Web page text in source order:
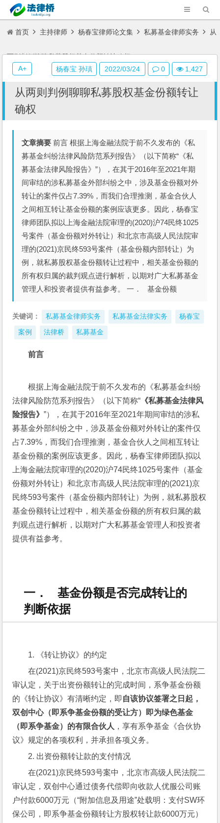
首页 主持律师 杨春宝律师论文集 私募基金律师实务 从
两则判例聊聊私募股权基金份额转让确权
从两则判例聊聊私募股权基金份额转让
确权
文章摘要 前言 根据上海金融法院于前不久发布的《私
募基金纠纷法律风险防范系列报告》（以下简称“《私
募基金法律风险报告》”），在其于2016年至2021年期
间审结的涉私募基金外部纠纷之中，涉及基金份额对外
转让的案件仅占7.39%，而我们合理推测，基金合伙人
之间相互转让基金份额的案例应该更多。因此，杨春宝
律师团队拟以上海金融法院审理的(2020)沪74民终1025
号案件（基金份额对外转让）和北京市高级人民法院审
理的(2021)京民终593号案件（基金份额内部转让）为
例，就私募股权基金份额转让过程中，相关基金份额的
所有权归属的裁判观点进行解析，以期对广大私募基金
管理人和投资者提供有益参考。 一． 基金份额
关键词： 私募基金律师实务 私募基金法律实务 杨春宝
案例 法律桥 私募基金
前言
根据上海金融法院于前不久发布的《私募基金纠纷
法律风险防范系列报告》（以下简称“ 《私募基金法律风
险报告》”），在其于2016年至2021年期间审结的涉私
募基金外部纠纷之中，涉及基金份额对外转让的案件仅
占7.39%，而我们合理推测，基金合伙人之间相互转让
基金份额的案例应该更多。因此，杨春宝律师团队拟以
上海金融法院审理的(2020)沪74民终1025号案件（基金
份额对外转让）和北京市高级人民法院审理的(2021)京
民终593号案件（基金份额内部转让）为例，就私募股权
基金份额转让过程中，相关基金份额的所有权归属的裁
判观点进行解析，以期对广大私募基金管理人和投资者
提供有益参考。
一． 基金份额是否完成转让的
判断依据
1. 《转让协议》的约定
在(2021)京民终593号案中，北京市高级人民法院二
审认定，关于出资份额转让的完成时间，系争基金份额
的《转让协议》有清晰约定，即 自该协议签署之日起，
双创中心（即系争基金份额的受让方）即为绿色基金
（即系争基金）的有限合伙人 ，享有系争基金《合伙协
议》规定的各项权利，并承担各项义务。
2. 出资份额转让款的支付情况
在(2021)京民终593号案中，北京市高级人民法院二
审认定，双创中心通过债务代偿即向收款人优服公司账
户付款6000万元（“附加信息及用途”处载明：支付SW环
保公司，即系争基金份额转让方股权转让款6000万元）
杨春宝 孙瑱 2022/03/24 0 1,427
A+